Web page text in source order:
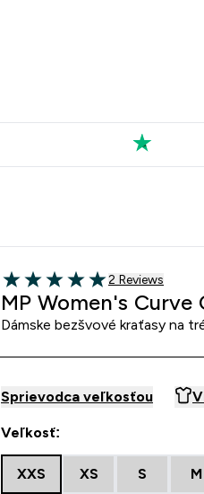
5 out of 5 stars
2 customer
2 Reviews
MP Women's
Dámske bezšvové kraťasy na
Sprievodca veľkosťou
Veľkosť:
XXS XS S M